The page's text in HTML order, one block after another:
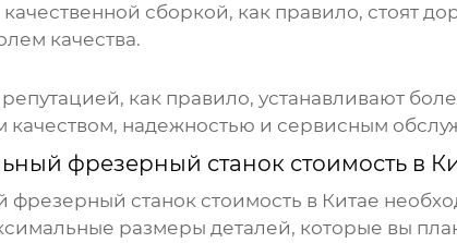
сборкой, как правило, стоят
качества.
как правило, устанавливают
качеством, надежностью и сервисным
фрезерный станок стоимость в
фрезерный станок стоимость в Китае
размеры деталей, которые вы